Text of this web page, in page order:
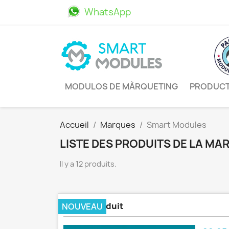
WhatsApp
MODULOS DE MÀRQUETING
Accueil Marques Smart Modules
LISTE DES PRODUITS DE LA
Il y a 12 produits.
Alerte Produit
NOUVEAU